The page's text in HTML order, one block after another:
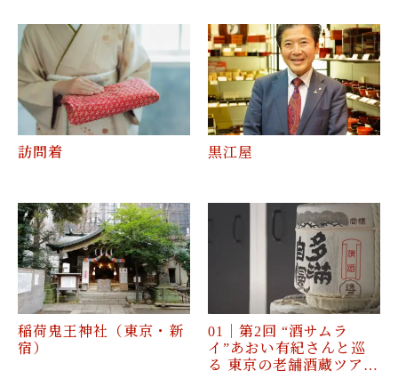
訪問着 黒江屋
稲荷鬼王神社（東京・新
宿）
01｜第2回 “酒サムラ
イ”あおい有紀さんと巡
る 東京の老舗酒蔵ツア…